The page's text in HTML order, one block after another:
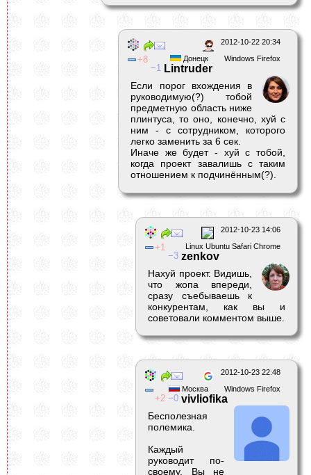
2012-10-22 20:34
Windows Firefox
Донецк
8
1 Lintruder
Если порог вхождения в
руководимую(?) тобой
предметную область ниже
плинтуса, то оно, конечно, хуй с
ним - с сотрудником, которого
легко заменить за 6 сек.
Иначе же будет - хуй с тобой,
когда проект завалишь с таким
отношением к подчинённым(?).
2012-10-23 14:06
Linux Ubuntu Safari Chrome
1
3 zenkov
Нахуй проект. Видишь,
что жопа впереди,
сразу съебываешь к
конкурентам, как вы и
советовали комментом выше.
2012-10-23 22:48
Windows Firefox
Москва
2 0 vivliofika
Бесполезная
полемика.
Каждый
руководит по-
своему. Вы не